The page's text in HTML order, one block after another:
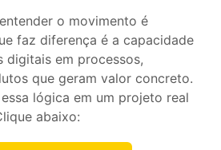
o movimento é
faz diferença é a capacidade
digitais em processos,
que geram valor concreto.
lógica em um projeto real
abaixo: